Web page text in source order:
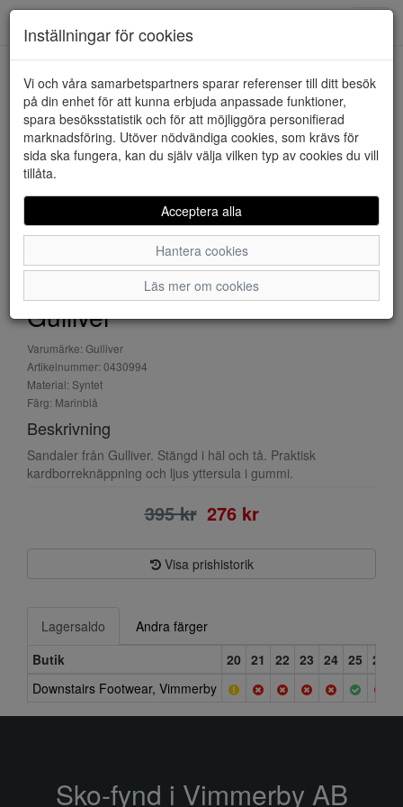
HEM GULLIVER
Gulliver
Varumärke: Gulliver
Artikelnummer: 0430994
Material: Syntet
Färg: Marinblå
Beskrivning
Sandaler från Gulliver. Stängd i häl och tå. Praktisk
kardborreknäppning och ljus yttersula i gummi.
395 kr 276 kr
Visa prishistorik
Lagersaldo
Andra färger
Butik
20 21 22 23 24 25 26
Downstairs Footwear, Vimmerby
Inställningar för cookies
Vi och våra samarbetspartners sparar referenser till ditt besök
på din enhet för att kunna erbjuda anpassade funktioner,
spara besöksstatistik och för att möjliggöra personifierad
marknadsföring. Utöver nödvändiga cookies, som krävs för
sida ska fungera, kan du själv välja vilken typ av cookies du vill
tillåta.
Acceptera alla
Hantera cookies
Läs mer om cookies
Sko-fynd i Vimmerby AB